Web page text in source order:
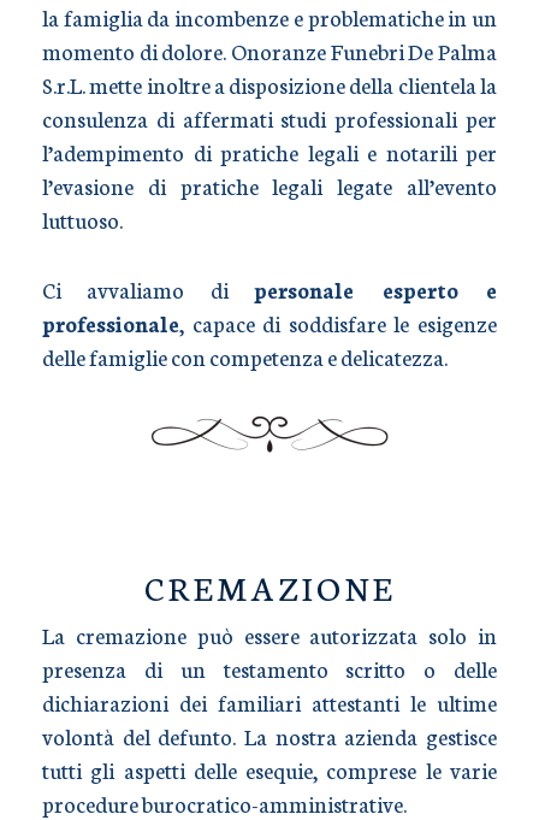
la famiglia da incombenze e problematiche in un
momento di dolore. Onoranze Funebri De Palma
S.r.L. mette inoltre a disposizione della clientela la
consulenza di affermati studi professionali per
l’adempimento di pratiche legali e notarili per
l’evasione di pratiche legali legate all’evento
luttuoso.
Ci avvaliamo dipersonale esperto e
professionale, capace di soddisfare le esigenze
delle famiglie con competenza e delicatezza.
CREMAZIONE
La cremazione può essere autorizzata solo in
presenza di un testamento scritto o delle
dichiarazioni dei familiari attestanti le ultime
volontà del defunto. La nostra azienda gestisce
tutti gli aspetti delle esequie, comprese le varie
procedure burocratico-amministrative.